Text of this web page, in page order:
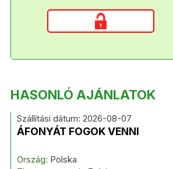
HASONLÓ AJÁNLATOK
Szállítási dátum: 2026-08-07
ÁFONYÁT FOGOK VENNI
Ország: Polska